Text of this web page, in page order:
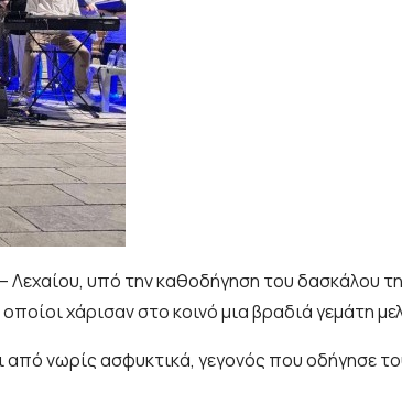
υπό την καθοδήγηση του δασκάλου
οποίοι χάρισαν στο κοινό μια βραδιά γεμάτη
από νωρίς ασφυκτικά, γεγονός που οδήγησε